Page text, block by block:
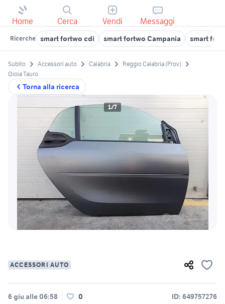
Home Cerca Vendi Messaggi
Ricerche smart fortwo cdi smart fortwo Campania smart
Torna alla ricerca
Subito Accessori auto Calabria
Reggio Calabria (Prov)
Gioia Tauro
1/7
ACCESSORI AUTO
6 giu alle 06:58 0 ID: 649757276